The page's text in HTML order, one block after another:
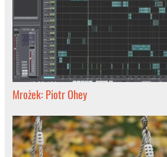
Mrożek: Piotr Ohey